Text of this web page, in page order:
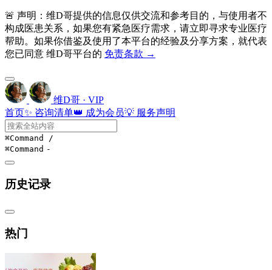
🚨 声明：维D哥提供的信息仅供交流和参考目的，与使用者不
构成医患关系，如果您有紧急医疗需求，请立即寻求专业医疗
帮助。如果你借鉴及使用了本平台的经验及分享方案，就代表
您已同意 维D哥平台的 免责条款 →
维D哥 · VIP
首页✨ 咨询清单👑 成为会员💡 服务声明
⌘Command /
⌘Command -
历史记录
热门